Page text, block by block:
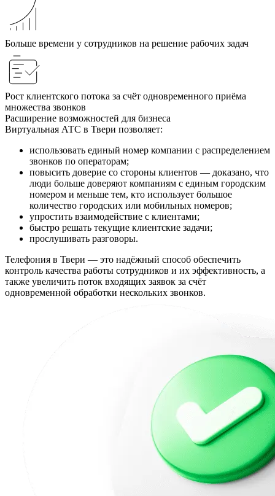
Больше времени у сотрудников на решение рабочих задач
Рост клиентского потока за счёт одновременного приёма
множества звонков
Расширение возможностей для бизнеса
Виртуальная АТС в Твери позволяет:
использовать единый номер компании с распределением
звонков по операторам;
повысить доверие со стороны клиентов — доказано, что
люди больше доверяют компаниям с единым городским
номером и меньше тем, кто использует большое
количество городских или мобильных номеров;
упростить взаимодействие с клиентами;
быстро решать текущие клиентские задачи;
прослушивать разговоры.
Телефония в Твери — это надёжный способ обеспечить
контроль качества работы сотрудников и их эффективность, а
также увеличить поток входящих заявок за счёт
одновременной обработки нескольких звонков.